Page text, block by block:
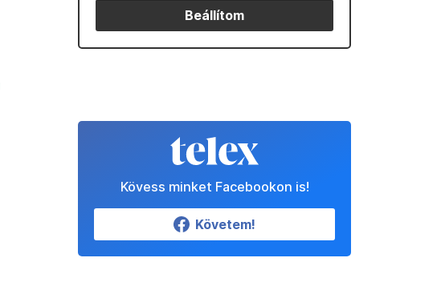
Beállítom
Kövess minket Facebookon is!
Követem!